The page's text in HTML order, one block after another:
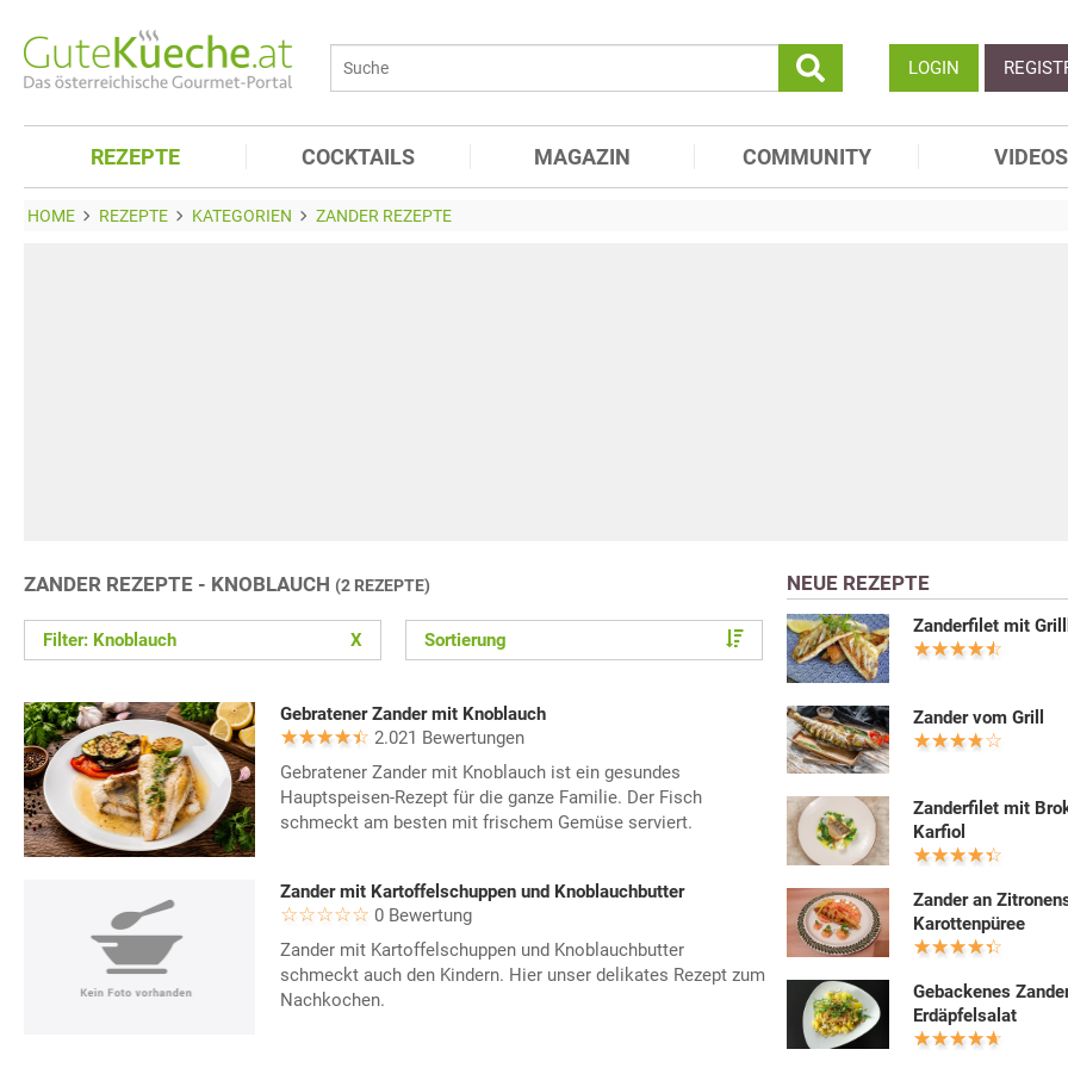
LOGIN
REZEPTE COCKTAILS MAGAZIN COMMUNITY VIDEOS
HOME REZEPTE KATEGORIEN ZANDER REZEPTE
ZANDER REZEPTE - KNOBLAUCH (2 REZEPTE)
Filter: Knoblauch X Sortierung
Gebratener Zander mit Knoblauch
2.021 Bewertungen
Gebratener Zander mit Knoblauch ist ein gesundes
Hauptspeisen-Rezept für die ganze Familie. Der Fisch
schmeckt am besten mit frischem Gemüse serviert.
Zander mit Kartoffelschuppen und Knoblauchbutter
0 Bewertung
Zander mit Kartoffelschuppen und Knoblauchbutter
schmeckt auch den Kindern. Hier unser delikates Rezept zum
Nachkochen.
NEUE REZEPTE
Zanderfilet mit
Zander vom Grill
Zanderfilet mit
Karfiol
Zander an
Karottenpüree
Gebackenes
Erdäpfelsalat